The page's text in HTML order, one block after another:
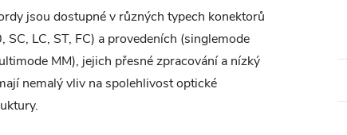
jsou dostupné v různých typech konektorů
SC, LC, ST, FC) a provedeních (singlemode
MM), jejich přesné zpracování a nízký
nemalý vliv na spolehlivost optické